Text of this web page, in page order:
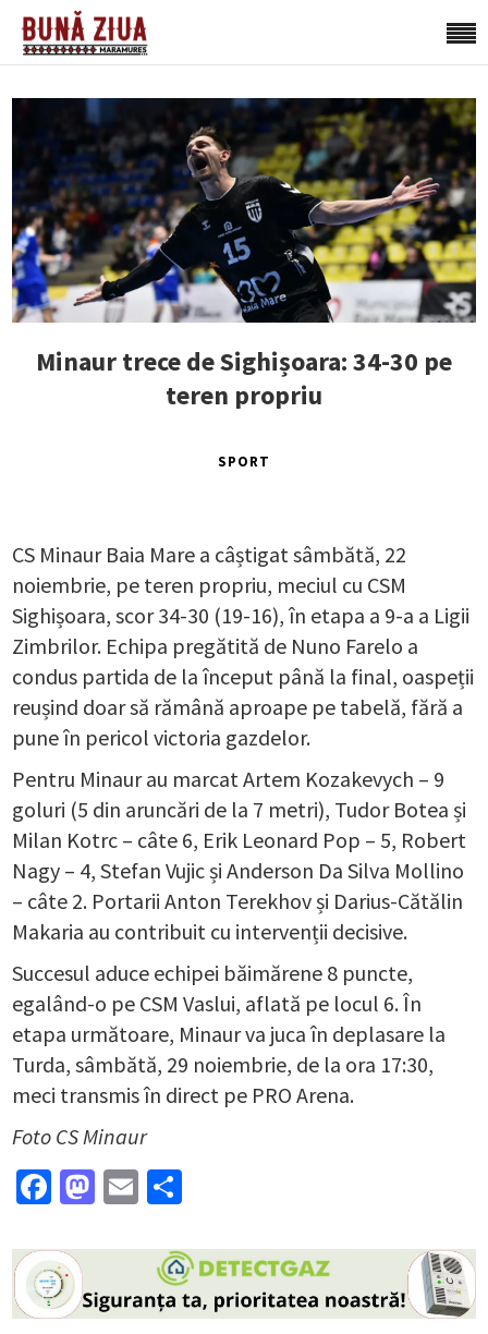
Minaur trece de Sighișoara: 34-30 pe
teren propriu
SPORT
CS Minaur Baia Mare a câștigat sâmbătă, 22
noiembrie, pe teren propriu, meciul cu CSM
Sighișoara, scor 34-30 (19-16), în etapa a 9-a a Ligii
Zimbrilor. Echipa pregătită de Nuno Farelo a
condus partida de la început până la final, oaspeții
reușind doar să rămână aproape pe tabelă, fără a
pune în pericol victoria gazdelor.
Pentru Minaur au marcat Artem Kozakevych – 9
goluri (5 din aruncări de la 7 metri), Tudor Botea și
Milan Kotrc – câte 6, Erik Leonard Pop – 5, Robert
Nagy – 4, Stefan Vujic și Anderson Da Silva Mollino
– câte 2. Portarii Anton Terekhov și Darius-Cătălin
Makaria au contribuit cu intervenții decisive.
Succesul aduce echipei băimărene 8 puncte,
egalând-o pe CSM Vaslui, aflată pe locul 6. În
etapa următoare, Minaur va juca în deplasare la
Turda, sâmbătă, 29 noiembrie, de la ora 17:30,
meci transmis în direct pe PRO Arena.
Foto CS Minaur
Facebook
Mastodon
Email